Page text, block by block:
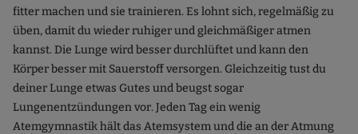
fitter machen und sie trainieren. Es lohnt sich, regelmäßig zu
üben, damit du wieder ruhiger und gleichmäßiger atmen
kannst. Die Lunge wird besser durchlüftet und kann den
Körper besser mit Sauerstoff versorgen. Gleichzeitig tust du
deiner Lunge etwas Gutes und beugst sogar
Lungenentzündungen vor. Jeden Tag ein wenig
Atemgymnastik hält das Atemsystem und die an der Atmung